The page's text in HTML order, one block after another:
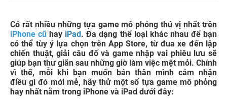
Có rất nhiều những tựa game mô phỏng thú vị nhất trên
iPhone cũ hay iPad. Đa dạng thể loại khác nhau để bạn
có thể tùy ý lựa chọn trên App Store, từ đua xe đến lập
chiến thuật, giải câu đố và game nhập vai phiêu lưu sẽ
giúp bạn thư giãn sau những giờ làm việc mệt mỏi. Chính
vì thế, mỗi khi bạn muốn bản thân mình cảm nhận
điều gì đó mới mẻ, hãy thử một số tựa game mô phỏng
hay nhất nằm trong iPhone và iPad dưới đây: